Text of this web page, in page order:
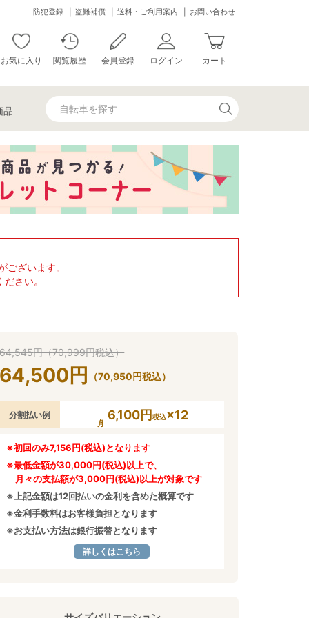
防犯登録 盗難補償 送料・ご利用案内 お問い合わせ
お気に入り 閲覧履歴 会員登録 ログイン カート
品
ざいます。
さい。
64,545円（70,999円税込）
64,500 円 （70,950円税込）
分割払い例 6,100円税込×12
※初回のみ7,156円(税込)となります
※最低金額が30,000円(税込)以上で、
月々の支払額が3,000円(税込)以上が対象です
※上記金額は12回払いの金利を含めた概算です
※金利手数料はお客様負担となります
※お支払い方法は銀行振替となります
詳しくはこちら